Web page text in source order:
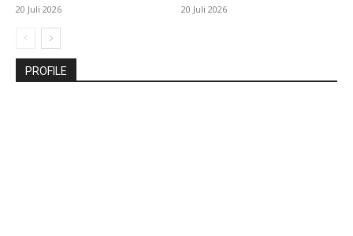
20 Juli 2026 20 Juli 2026
PROFILE